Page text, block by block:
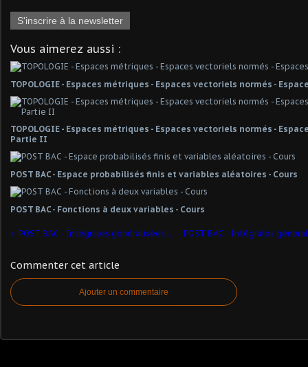
S'inscrire à la newsletter
Vous aimerez aussi :
TOPOLOGIE - Espaces métriques - Espaces vectoriels normés -
TOPOLOGIE - Espaces métriques - Espaces vectoriels normés -
Partie II
POST BAC - Espace probabilisés finis et variables aléatoires - Cours
POST BAC - Fonctions à deux variables - Cours
POST BAC - Intégrales généralisées - Exercice - Etude de convergence
Commenter cet article
Ajouter un commentaire